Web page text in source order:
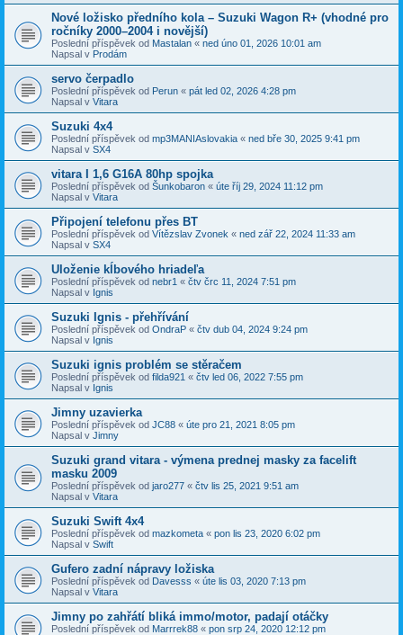
​Nové ložisko předního kola – Suzuki Wagon R+ (vhodné pro
ročníky 2000–2004 i novější)
Poslední příspěvek od Mastalan « ned úno 01, 2026 10:01 am
Napsal v Prodám
servo čerpadlo
Poslední příspěvek od Perun « pát led 02, 2026 4:28 pm
Napsal v Vitara
Suzuki 4x4
Poslední příspěvek od mp3MANIAslovakia « ned bře 30, 2025 9:41 pm
Napsal v SX4
vitara I 1,6 G16A 80hp spojka
Poslední příspěvek od Šunkobaron « úte říj 29, 2024 11:12 pm
Napsal v Vitara
Připojení telefonu přes BT
Poslední příspěvek od Vítězslav Zvonek « ned zář 22, 2024 11:33 am
Napsal v SX4
Uloženie kĺbového hriadeľa
Poslední příspěvek od nebr1 « čtv črc 11, 2024 7:51 pm
Napsal v Ignis
Suzuki Ignis - přehřívání
Poslední příspěvek od OndraP « čtv dub 04, 2024 9:24 pm
Napsal v Ignis
Suzuki ignis problém se stěračem
Poslední příspěvek od filda921 « čtv led 06, 2022 7:55 pm
Napsal v Ignis
Jimny uzavierka
Poslední příspěvek od JC88 « úte pro 21, 2021 8:05 pm
Napsal v Jimny
Suzuki grand vitara - výmena prednej masky za facelift
masku 2009
Poslední příspěvek od jaro277 « čtv lis 25, 2021 9:51 am
Napsal v Vitara
Suzuki Swift 4x4
Poslední příspěvek od mazkometa « pon lis 23, 2020 6:02 pm
Napsal v Swift
Gufero zadní nápravy ložiska
Poslední příspěvek od Davesss « úte lis 03, 2020 7:13 pm
Napsal v Vitara
Jimny po zahřátí bliká immo/motor, padají otáčky
Poslední příspěvek od Marrrek88 « pon srp 24, 2020 12:12 pm